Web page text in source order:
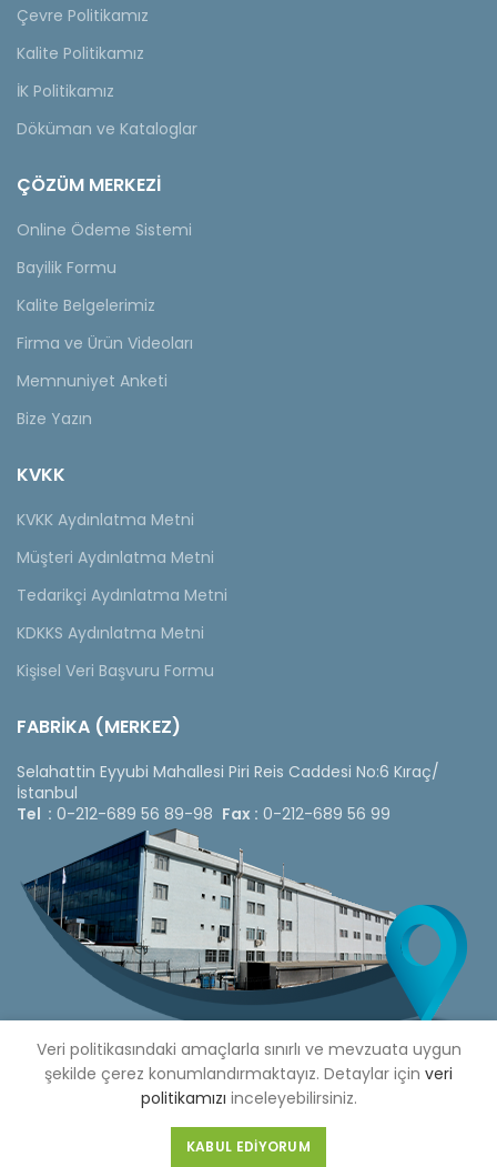
Çevre Politikamız
Kalite Politikamız
İK Politikamız
Döküman ve Kataloglar
ÇÖZÜM MERKEZİ
Online Ödeme Sistemi
Bayilik Formu
Kalite Belgelerimiz
Firma ve Ürün Videoları
Memnuniyet Anketi
Bize Yazın
KVKK
KVKK Aydınlatma Metni
Müşteri Aydınlatma Metni
Tedarikçi Aydınlatma Metni
KDKKS Aydınlatma Metni
Kişisel Veri Başvuru Formu
FABRİKA (MERKEZ)
Selahattin Eyyubi Mahallesi Piri Reis Caddesi No:6 Kıraç/
İstanbul
Tel : 0-212-689 56 89-98 Fax : 0-212-689 56 99
Copyright © 2020 Çetinkaya Pano |Çetinkaya Pano Fiyat
Listesi
Veri politikasındaki amaçlarla sınırlı ve mevzuata uygun
şekilde çerez konumlandırmaktayız. Detaylar için veri
politikamızı inceleyebilirsiniz.
KABUL EDIYORUM